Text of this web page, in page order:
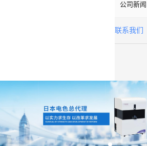
公司新闻
联系我们